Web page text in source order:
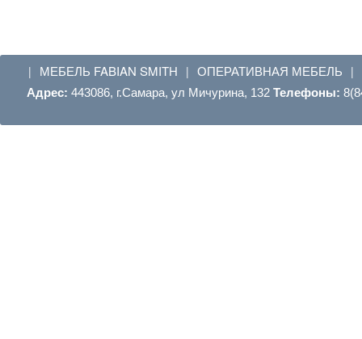
| МЕБЕЛЬ FABIAN SMITH | ОПЕРАТИВНАЯ МЕБЕЛЬ |
Адрес: 443086, г.Самара, ул Мичурина, 132 Телефоны: